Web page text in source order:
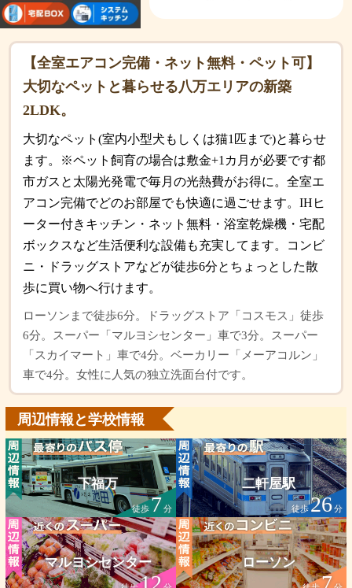
【全室エアコン完備・ネット無料・ペット可】
大切なペットと暮らせる八万エリアの新築
2LDK。
大切なペット(室内小型犬もしくは猫1匹まで)と暮らせ
ます。※ペット飼育の場合は敷金+1カ月が必要です都
市ガスと太陽光発電で毎月の光熱費がお得に。全室エ
アコン完備でどのお部屋でも快適に過ごせます。IHヒ
ーター付きキッチン・ネット無料・浴室乾燥機・宅配
ボックスなど生活便利な設備も充実してます。コンビ
ニ・ドラッグストアなどが徒歩6分とちょっとした散
歩に買い物へ行けます。
ローソンまで徒歩6分。ドラッグストア「コスモス」徒歩
6分。スーパー「マルヨシセンター」車で3分。スーパー
「スカイマート」車で4分。ベーカリー「メーアコルン」
車で4分。女性に人気の独立洗面台付です。
周辺情報と学校情報
下福万
徒歩7分
二軒屋駅
徒歩26分
マルヨシセンター ローソン